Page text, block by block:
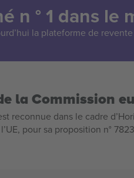
n ° 1 dans le
la plateforme de
la Commission
reconnue dans le cadre
pour sa proposition n°